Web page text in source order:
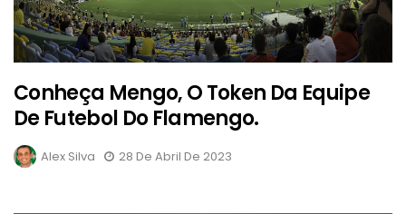
Conheça Mengo, O Token Da Equipe
De Futebol Do Flamengo.
Alex Silva 28 De Abril De 2023